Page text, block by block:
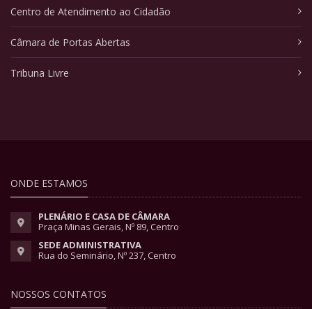
Centro de Atendimento ao Cidadão
Câmara de Portas Abertas
Tribuna Livre
ONDE ESTAMOS
PLENÁRIO E CASA DE CÂMARA
Praça Minas Gerais, Nº 89, Centro
SEDE ADMINISTRATIVA
Rua do Seminário, Nº 237, Centro
NOSSOS CONTATOS